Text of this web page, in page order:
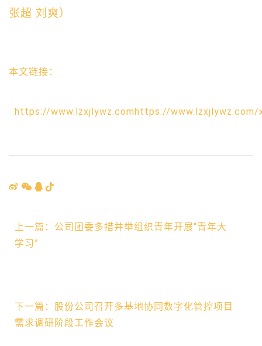
张超 刘爽）
本文链接：
https://www.lzxjlywz.comhttps://www.lzxjlywz.com/
上一篇：公司团委多措并举组织青年开展“青年大
学习”
下一篇：股份公司召开多基地协同数字化管控项目
需求调研阶段工作会议